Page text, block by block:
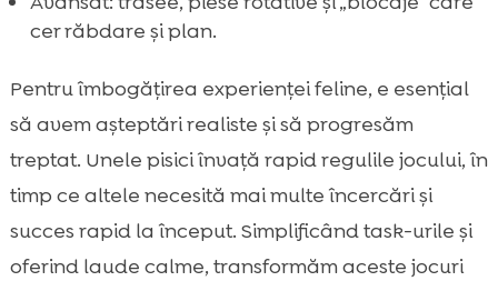
cer răbdare și plan.
Pentru îmbogățirea experienței feline, e esențial
să avem așteptări realiste și să progresăm
treptat. Unele pisici învață rapid regulile jocului, în
timp ce altele necesită mai multe încercări și
succes rapid la început. Simplificând task-urile și
oferind laude calme, transformăm aceste jocuri